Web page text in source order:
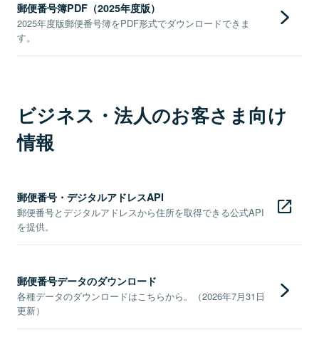
郵便番号簿PDF（2025年度版）
2025年度版郵便番号簿をPDF形式でダウンロードできま
す。
ビジネス・法人のお客さま向け
情報
郵便番号・デジタルアドレスAPI
郵便番号とデジタルアドレスから住所を取得できる公式API
を提供。
郵便番号データのダウンロード
各種データのダウンロードはこちらから。（2026年7月31日
更新）